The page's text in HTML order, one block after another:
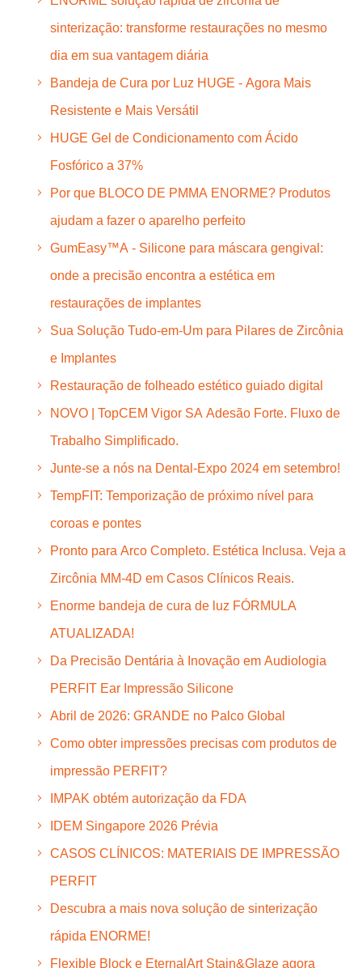
sinterização: transforme restaurações no mesmo
dia em sua vantagem diária
Bandeja de Cura por Luz HUGE - Agora Mais
Resistente e Mais Versátil
HUGE Gel de Condicionamento com Ácido
Fosfórico a 37%
Por que BLOCO DE PMMA ENORME? Produtos
ajudam a fazer o aparelho perfeito
GumEasy™A - Silicone para máscara gengival:
onde a precisão encontra a estética em
restaurações de implantes
Sua Solução Tudo-em-Um para Pilares de Zircônia
e Implantes
Restauração de folheado estético guiado digital
NOVO | TopCEM Vigor SA Adesão Forte. Fluxo de
Trabalho Simplificado.
Junte-se a nós na Dental-Expo 2024 em setembro!
TempFIT: Temporização de próximo nível para
coroas e pontes
Pronto para Arco Completo. Estética Inclusa. Veja a
Zircônia MM-4D em Casos Clínicos Reais.
Enorme bandeja de cura de luz FÓRMULA
ATUALIZADA!
Da Precisão Dentária à Inovação em Audiologia
PERFIT Ear Impressão Silicone
Abril de 2026: GRANDE no Palco Global
Como obter impressões precisas com produtos de
impressão PERFIT?
IMPAK obtém autorização da FDA
IDEM Singapore 2026 Prévia
CASOS CLÍNICOS: MATERIAIS DE IMPRESSÃO
PERFIT
Descubra a mais nova solução de sinterização
rápida ENORME!
Flexible Block e EternalArt Stain&Glaze agora